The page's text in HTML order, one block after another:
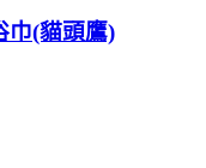
巾(貓頭鷹)